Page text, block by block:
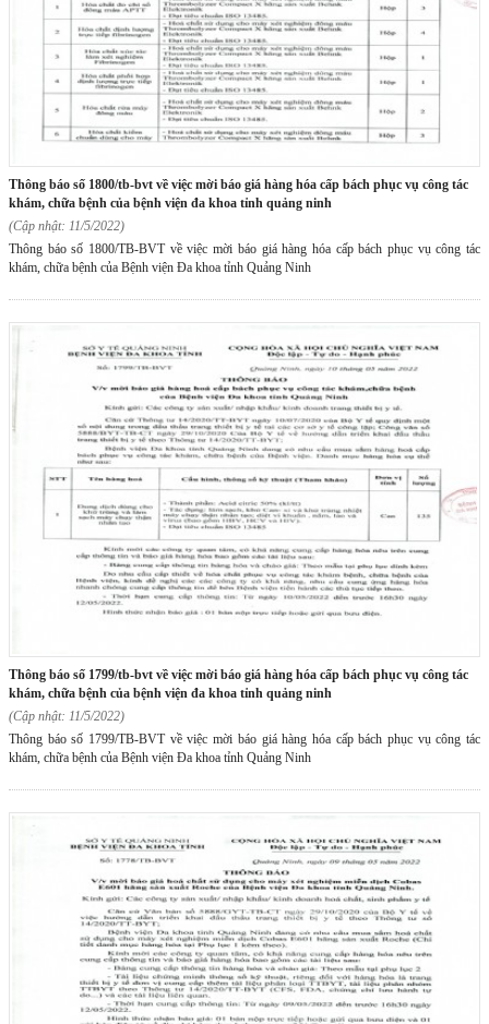
thông báo số 1800/tb-bvt về việc mời báo giá hàng hóa cấp bách phục vụ công tác
khám, chữa bệnh của bệnh viện đa khoa tỉnh quảng ninh
(Cập nhật: 11/5/2022)
Thông báo số 1800/TB-BVT về việc mời báo giá hàng hóa cấp bách phục vụ công tác
khám, chữa bệnh của Bệnh viện Đa khoa tỉnh Quảng Ninh
thông báo số 1799/tb-bvt về việc mời báo giá hàng hóa cấp bách phục vụ công tác
khám, chữa bệnh của bệnh viện đa khoa tỉnh quảng ninh
(Cập nhật: 11/5/2022)
Thông báo số 1799/TB-BVT về việc mời báo giá hàng hóa cấp bách phục vụ công tác
khám, chữa bệnh của Bệnh viện Đa khoa tỉnh Quảng Ninh